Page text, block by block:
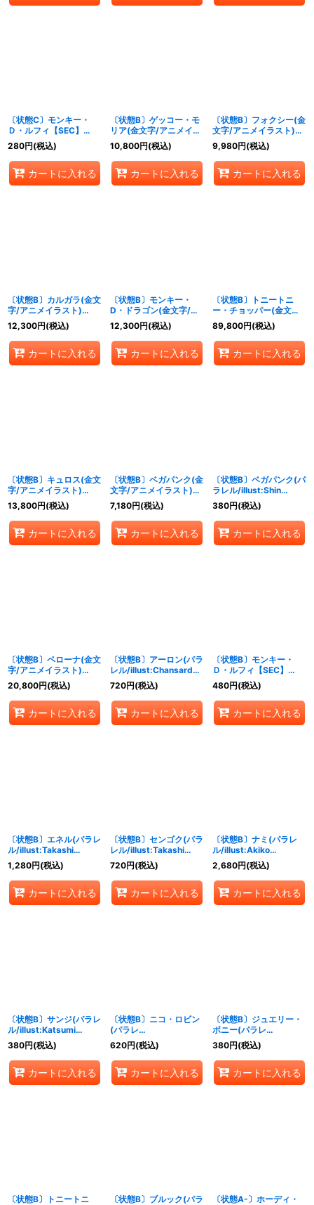
〔状態C〕モンキー・
Ｄ・ルフィ【SEC】
{EB02-061}
280円(税込)
カートに入れる
〔状態B〕ゲッコー・モ
リア(金文字/アニメイラ
スト)【L】{OP06-080}
10,800円(税込)
カートに入れる
〔状態B〕フォクシー(金
文字/アニメイラスト)
【L】{OP07-059}
9,980円(税込)
カートに入れる
〔状態B〕カルガラ(金文
字/アニメイラスト)
【L】{OP08-098}
12,300円(税込)
カートに入れる
〔状態B〕モンキー・
D・ドラゴン(金文字/ア
ニメイラスト)【L】
{OP07-001}
12,300円(税込)
カートに入れる
〔状態B〕トニートニ
ー・チョッパー(金文字/
アニメイラスト)【L】
{OP08-001}
89,800円(税込)
カートに入れる
〔状態B〕キュロス(金文
字/アニメイラスト)
【L】{EB01-040}
13,800円(税込)
カートに入れる
〔状態B〕ベガパンク(金
文字/アニメイラスト)
【L】{OP07-097}
7,180円(税込)
カートに入れる
〔状態B〕ベガパンク(パ
ラレル/illust:Shin
kashiwaguma)
【SR/P】{EB02-056}
380円(税込)
カートに入れる
〔状態B〕ペローナ(金文
字/アニメイラスト)
【L】{OP06-021}
20,800円(税込)
カートに入れる
〔状態B〕アーロン(パラ
レル/illust:Chansard
Vincent)【SR/P】
{EB02-011}
720円(税込)
カートに入れる
〔状態B〕モンキー・
Ｄ・ルフィ【SEC】
{EB02-061}
480円(税込)
カートに入れる
〔状態B〕エネル(パラレ
ル/illust:Takashi
Kojima)【SR/P】
{EB02-052}
1,280円(税込)
カートに入れる
〔状態B〕センゴク(パラ
レル/illust:Takashi
Tokushige)【SR/P】
{EB02-044}
720円(税込)
カートに入れる
〔状態B〕ナミ(パラレ
ル/illust:Akiko
Sugizono)【R/P】
{EB02-017}
2,680円(税込)
カートに入れる
〔状態B〕サンジ(パラレ
ル/illust:Katsumi
Ishizuka)【R/P】
{EB02-054}
380円(税込)
カートに入れる
〔状態B〕ニコ・ロビン
(パラレ
ル/illust:Takashi
Tokushige)【R/P】
{EB02-036}
620円(税込)
カートに入れる
〔状態B〕ジュエリー・
ボニー(パラレ
ル/illust:Honehone)
【SR/P】{EB02-015}
380円(税込)
カートに入れる
〔状態B〕トニートニ
〔状態B〕ブルック(パラ
〔状態A-〕ホーディ・